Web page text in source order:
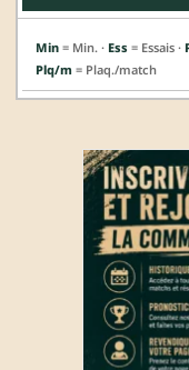
Min = Min. · Ess = Essais ·
Plq/m = Plaq./match